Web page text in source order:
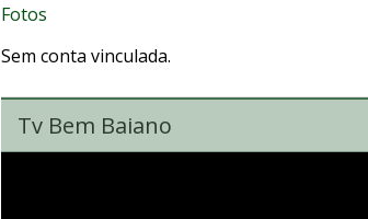
Fotos
Sem conta vinculada.
Tv Bem Baiano